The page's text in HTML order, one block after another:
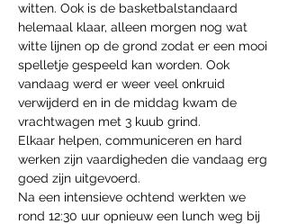
witten. Ook is de basketbalstandaard
helemaal klaar, alleen morgen nog wat
witte lijnen op de grond zodat er een mooi
spelletje gespeeld kan worden. Ook
vandaag werd er weer veel onkruid
verwijderd en in de middag kwam de
vrachtwagen met 3 kuub grind.
Elkaar helpen, communiceren en hard
werken zijn vaardigheden die vandaag erg
goed zijn uitgevoerd.
Na een intensieve ochtend werkten we
rond 12:30 uur opnieuw een lunch weg bij